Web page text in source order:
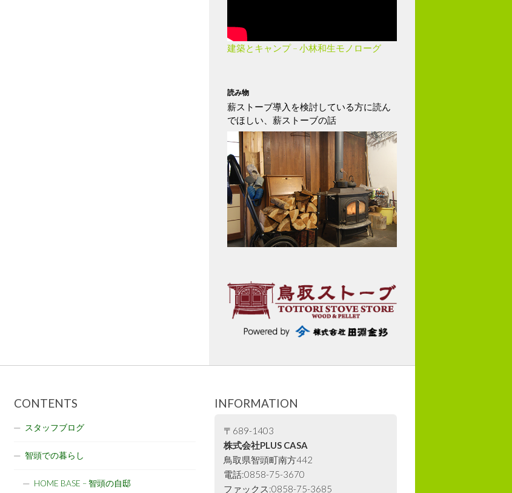
建築とキャンプ – 小林和生モノローグ
読み物
薪ストーブ導入を検討している方に読ん
でほしい、薪ストーブの話
CONTENTS
スタッフブログ
智頭での暮らし
HOME BASE – 智頭の自邸
INFORMATION
〒689-1403
株式会社PLUS CASA
鳥取県智頭町南方442
電話:0858-75-3670
ファックス:0858-75-3685